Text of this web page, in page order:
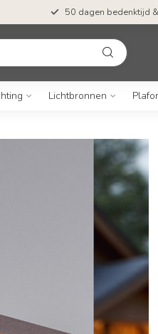
50 dagen bedenktijd
Lichtbronnen